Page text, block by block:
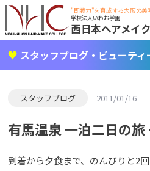
"即戦力"を育成する大阪の美
学校法人いわお学園
西日本ヘアメイ
スタッフブログ・ビューティ
スタッフブログ 2011/01/16
有馬温泉 一泊二日の旅
到着から夕食まで、のんびりと2